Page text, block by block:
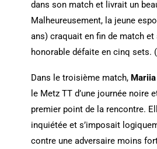
dans son match et livrait un
Malheureusement, la jeune
ans) craquait en fin de match
honorable défaite en cinq sets.
Dans le troisième match,
le Metz TT d’une journée noire
premier point de la rencontre.
inquiétée et s’imposait
contre une adversaire moins